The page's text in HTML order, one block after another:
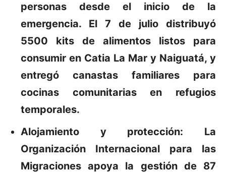
personas desde el inicio de la
emergencia. El 7 de julio distribuyó
5500 kits de alimentos listos para
consumir en Catia La Mar y Naiguatá, y
entregó canastas familiares para
cocinas comunitarias en refugios
temporales.
Alojamiento y protección: La
Organización Internacional para las
Migraciones apoya la gestión de 87